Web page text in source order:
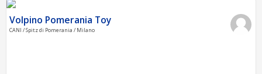
Volpino Pomerania Toy
CANI / Spitz di Pomerania / Milano